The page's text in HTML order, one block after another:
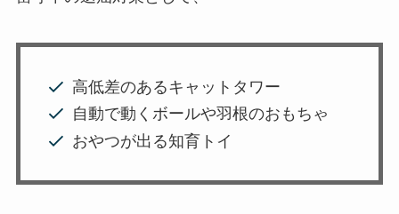
高低差のあるキャットタワー
自動で動くボールや羽根のおもちゃ
おやつが出る知育トイ